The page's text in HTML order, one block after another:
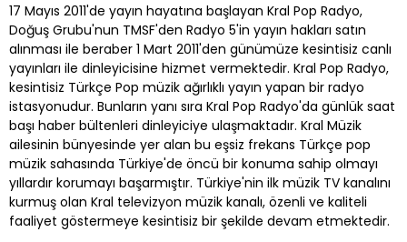
17 Mayıs 2011'de yayın hayatına başlayan Kral Pop Radyo,
Doğuş Grubu'nun TMSF'den Radyo 5'in yayın hakları satın
alınması ile beraber 1 Mart 2011'den günümüze kesintisiz canlı
yayınları ile dinleyicisine hizmet vermektedir. Kral Pop Radyo,
kesintisiz Türkçe Pop müzik ağırlıklı yayın yapan bir radyo
istasyonudur. Bunların yanı sıra Kral Pop Radyo'da günlük saat
başı haber bültenleri dinleyiciye ulaşmaktadır. Kral Müzik
ailesinin bünyesinde yer alan bu eşsiz frekans Türkçe pop
müzik sahasında Türkiye'de öncü bir konuma sahip olmayı
yıllardır korumayı başarmıştır. Türkiye'nin ilk müzik TV kanalını
kurmuş olan Kral televizyon müzik kanalı, özenli ve kaliteli
faaliyet göstermeye kesintisiz bir şekilde devam etmektedir.